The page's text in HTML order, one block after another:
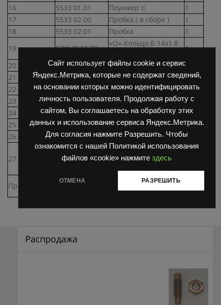
Сайт использует файлы cookie и сервис
Яндекс.Метрика, которые не содержат сведений,
на основании которых можно идентифицировать
личность пользователя. Продолжая работу с
сайтом, Вы соглашаетесь на обработку этих
данных и использование сервиса Яндекс.Метрика.
Для согласия нажмите Разрешить. Чтобы
ознакомится с нашей Политикой использования
файлов «cookie» нажмите здесь
ОТМЕНА РАЗРЕШИТЬ
16
5533 01.01 Плунжер II
1
17
5533 02.00 Пробка ( в сборе )
1
18
5533 02.01 Пробка
1
19
БДС 7947-79
«О»-Кольцо Б 14х1.8
1
20
5533 00.06 Пружина
1
21
5533 00.07 Плунжер III
1
22
БДС 1363-68 Винт М 5х8 -14Н
1
23
5533 00.09 Плунжер IV
1
24
5533 00.08 Пружина
1
25
БДС 1359-75 Винт М 8х20
3
26
5533 00.27 Пружина 1
27 SIMRIT — ФРГ
«О»-Кольцо 18х2
(материал
83FKM/575)
Примечание:
* Гидравлический распределитель
Распродажа